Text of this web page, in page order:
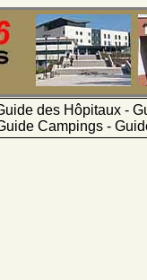
des Hôpitaux -
Campings -